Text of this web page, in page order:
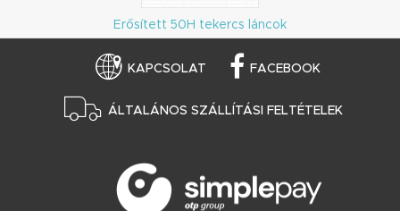
Erősített 50H tekercs láncok
KAPCSOLAT FACEBOOK
ÁLTALÁNOS SZÁLLÍTÁSI FELTÉTELEK